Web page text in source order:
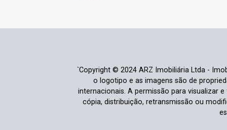
`Copyright © 2024 ARZ Imobiliária Ltda -
o logotipo e as imagens são de
internacionais. A permissão para visualizar
cópia, distribuição, retransmissão ou